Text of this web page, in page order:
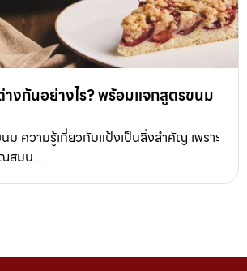
งกันอย่างไร? พร้อมแจกสูตรขนม
ม ความรู้เกี่ยวกับแป้งเป็นสิ่งสำคัญ เพราะ
สมบ...